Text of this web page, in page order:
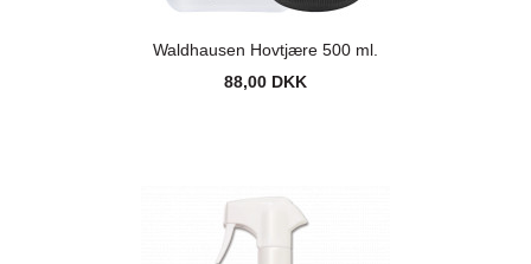
Waldhausen Hovtjære 500 ml.
88,00 DKK